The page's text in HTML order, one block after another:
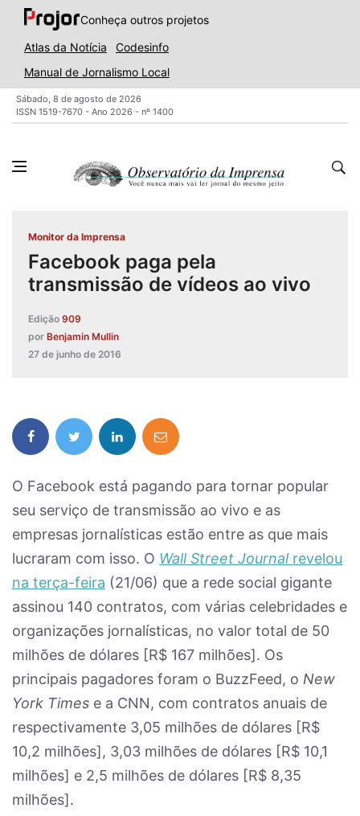
Conheça outros projetos
Atlas da Notícia
Codesinfo
Manual de Jornalismo Local
Sábado, 8 de agosto de 2026
ISSN 1519-7670 - Ano 2026 - nº 1400
Monitor da Imprensa
Facebook paga pela
transmissão de vídeos ao vivo
Edição 909
por Benjamin Mullin
27 de junho de 2016
O Facebook está pagando para tornar popular
seu serviço de transmissão ao vivo e as
empresas jornalísticas estão entre as que mais
lucraram com isso. O Wall Street Journalrevelou
na terça-feira (21/06) que a rede social gigante
assinou 140 contratos, com várias celebridades e
organizações jornalísticas, no valor total de 50
milhões de dólares [R$ 167 milhões]. Os
principais pagadores foram o BuzzFeed, o New
York Times e a CNN, com contratos anuais de
respectivamente 3,05 milhões de dólares [R$
10,2 milhões], 3,03 milhões de dólares [R$ 10,1
milhões] e 2,5 milhões de dólares [R$ 8,35
milhões].